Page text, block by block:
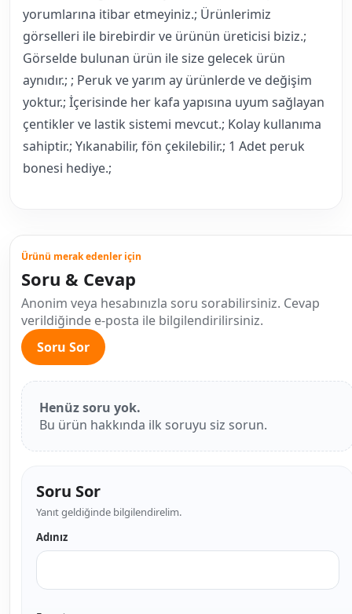
yorumlarına itibar etmeyiniz.; Ürünlerimiz
görselleri ile birebirdir ve ürünün üreticisi biziz.;
Görselde bulunan ürün ile size gelecek ürün
aynıdır.; ; Peruk ve yarım ay ürünlerde ve değişim
yoktur.; İçerisinde her kafa yapısına uyum sağlayan
çentikler ve lastik sistemi mevcut.; Kolay kullanıma
sahiptir.; Yıkanabilir, fön çekilebilir.; 1 Adet peruk
bonesi hediye.;
Ürünü merak edenler için
Soru & Cevap
Anonim veya hesabınızla soru sorabilirsiniz. Cevap
verildiğinde e-posta ile bilgilendirilirsiniz.
Soru Sor
Henüz soru yok.
Bu ürün hakkında ilk soruyu siz sorun.
Soru Sor
Yanıt geldiğinde bilgilendirelim.
Adınız